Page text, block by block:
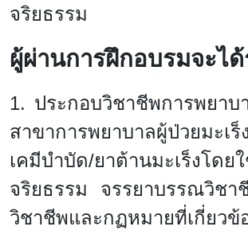
จริยธรรม
ผู้ผ่านการฝึกอบรมจะไ
1. ประกอบวิชาชีพการพยาบ
สาขาการพยาบาลผู้ป่วยมะเร็
เคมีบำบัด/ยาต้านมะเร็งโดย
จริยธรรม จรรยาบรรณวิช
วิชาชีพและกฏหมายที่เกี่ยวข้